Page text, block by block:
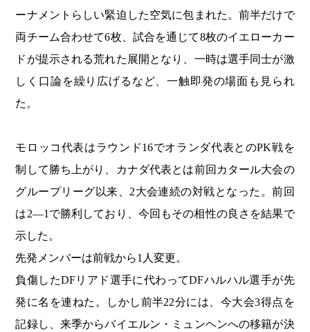
ーナメントらしい緊迫した空気に包まれた。前半だけで
両チーム合わせて6枚、試合を通じて8枚のイエローカー
ドが提示される荒れた展開となり、一時は選手同士が激
しく口論を繰り広げるなど、一触即発の場面も見られ
た。
モロッコ代表はラウンド16でオランダ代表とのPK戦を
制して勝ち上がり、カナダ代表とは前回カタール大会の
グループリーグ以来、2大会連続の対戦となった。前回
は2―1で勝利しており、今回もその相性の良さを結果で
示した。
先発メンバーは前戦から1人変更。
負傷したDFリアド選手に代わってDFハルハル選手が先
発に名を連ねた。しかし前半22分には、今大会3得点を
記録し、来季からバイエルン・ミュンヘンへの移籍が決